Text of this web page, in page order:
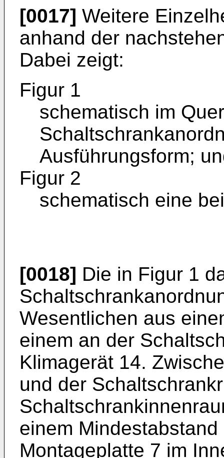
[0017] Weitere
anhand der
Dabei zeigt:
Figur 1
schematisch im
Ausführungsform;
Figur 2
schematisch eine
[0018] Die in Figur 1
Wesentlichen aus
einem an der
Klimagerät 14.
und der
einem
Montageplatte 7 im